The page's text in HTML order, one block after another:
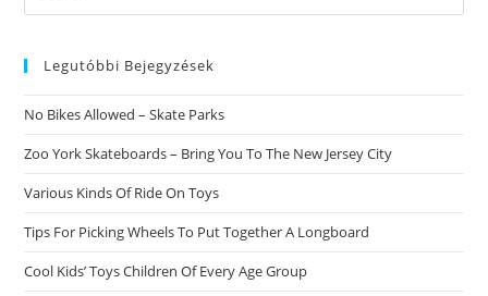
ВЎs
Del
Celuloide
this
Legutóbbi Bejegyzések
No Bikes Allowed – Skate Parks
Zoo York Skateboards – Bring You To The New Jersey City
Various Kinds Of Ride On Toys
Tips For Picking Wheels To Put Together A Longboard
Cool Kids’ Toys Children Of Every Age Group